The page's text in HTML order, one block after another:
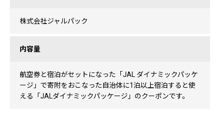
株式会社ジャルパック
内容量
航空券と宿泊がセットになった「JAL ダイナミックパッケ
ージ」で寄附をおこなった自治体に1泊以上宿泊すると使
える「JALダイナミックパッケージ」のクーポンです。